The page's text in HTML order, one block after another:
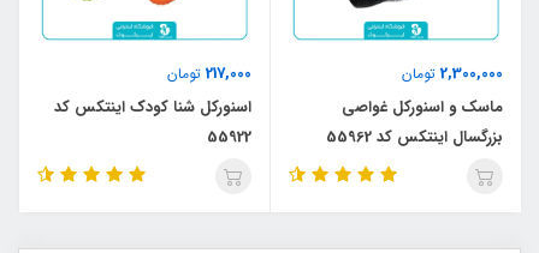
2,300,000 تومان
ماسک و اسنورکل غواصی
بزرگسال اینتکس کد 55962
217,000 تومان
اسنورکل شنا کودک اینتکس کد
55922